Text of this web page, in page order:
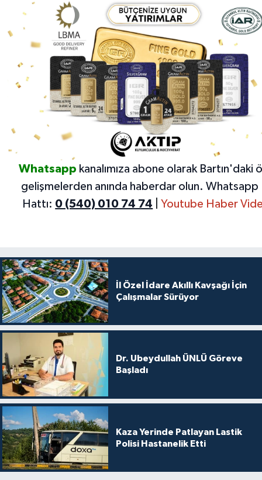
Whatsapp kanalımıza abone olarak Bartın'daki
gelişmelerden anında haberdar olun. Whatsapp
Hattı: 0 (540) 010 74 74 Youtube Haber
İl Özel İdare Akıllı Kavşağı İçin
Çalışmalar Sürüyor
Dr. Ubeydullah ÜNLÜ Göreve
Başladı
Kaza Yerinde Patlayan Lastik
Polisi Hastanelik Etti